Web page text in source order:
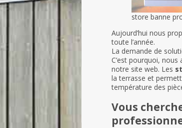
store banne
Aujourd’hui nous
toute l’année.
La demande de
C’est pourquoi,
notre site web. Les
la terrasse et
température des
Vous